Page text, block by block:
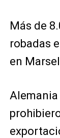
Más de
robadas
en
Alemania